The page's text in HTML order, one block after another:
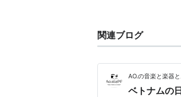
関連ブログ
AO.の音楽と楽器
ベトナムの